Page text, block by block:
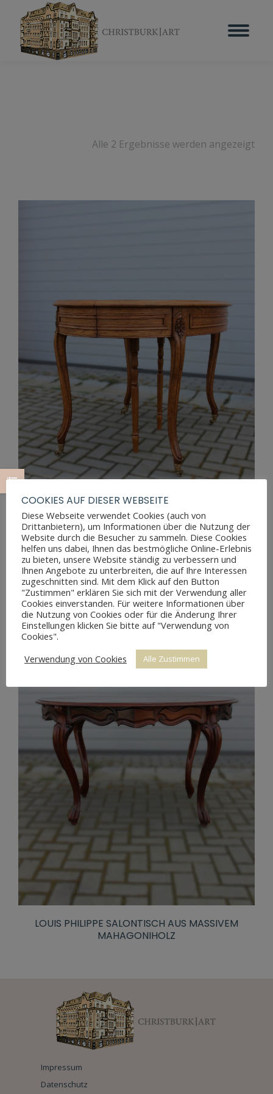
Alle 2 Ergebnisse werden angezeigt
LOUIS PHILIPPE ESSTISCH AUS EICHE
LOUIS PHILIPPE SALONTISCH AUS MASSIVEM
MAHAGONIHOLZ
Impressum
Datenschutz
COOKIES AUF DIESER WEBSEITE
Diese Webseite verwendet Cookies (auch von
Drittanbietern), um Informationen über die Nutzung der
Website durch die Besucher zu sammeln. Diese Cookies
helfen uns dabei, Ihnen das bestmögliche Online-Erlebnis
zu bieten, unsere Website ständig zu verbessern und
Ihnen Angebote zu unterbreiten, die auf Ihre Interessen
zugeschnitten sind. Mit dem Klick auf den Button
"Zustimmen" erklären Sie sich mit der Verwendung aller
Cookies einverstanden. Für weitere Informationen über
die Nutzung von Cookies oder für die Änderung Ihrer
Einstellungen klicken Sie bitte auf "Verwendung von
Cookies".
Verwendung von Cookies
Alle Zustimmen